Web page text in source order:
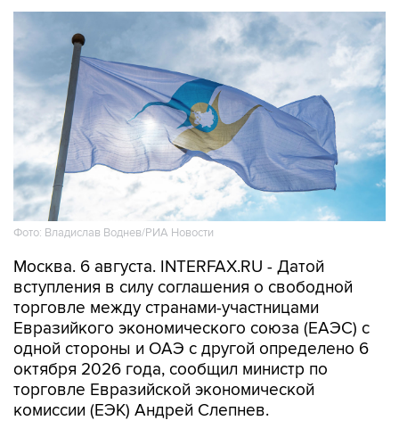
Фото: Владислав Воднев/РИА Новости
Москва. 6 августа. INTERFAX.RU - Датой
вступления в силу соглашения о свободной
торговле между странами-участницами
Евразийкого экономического союза (ЕАЭС) с
одной стороны и ОАЭ с другой определено 6
октября 2026 года, сообщил министр по
торговле Евразийской экономической
комиссии (ЕЭК) Андрей Слепнев.